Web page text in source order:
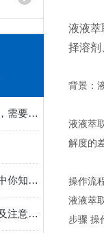
在使用全自动液夜萃取仪时，需要注意以下事项
全自动液夜萃取仪众多特征中你知晓几个呢？
液液萃取振荡器的使用方法及注意事项
液液萃
择溶剂
背景：
液液萃
解度的
操作流
液液萃
步骤 操